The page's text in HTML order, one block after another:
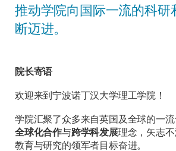
推动学院向国际一流的科研
断迈进。
院长寄语
欢迎来到宁波诺丁汉大学理工学院！
学院汇聚了众多来自英国及全球的一
全球化合作与跨学科发展理念，矢志
教育与研究的领军者目标奋进。